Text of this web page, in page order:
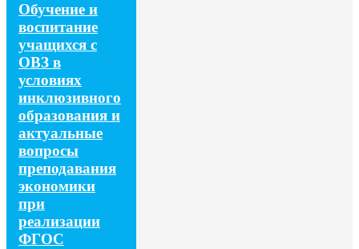
Обучение и
воспитание
учащихся с
ОВЗ в
условиях
инклюзивного
образования и
актуальные
вопросы
преподавания
экономики
при
реализации
ФГОС